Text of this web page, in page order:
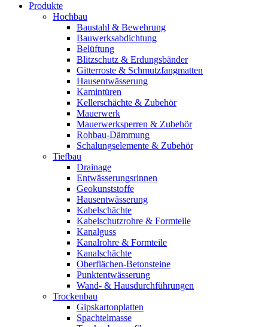
Produkte
Hochbau
Baustahl & Bewehrung
Bauwerksabdichtung
Belüftung
Blitzschutz & Erdungsbänder
Gitterroste & Schmutzfangmatten
Hausentwässerung
Kamintüren
Kellerschächte & Zubehör
Mauerwerk
Mauerwerksperren & Zubehör
Rohbau-Dämmung
Schalungselemente & Zubehör
Tiefbau
Drainage
Entwässerungsrinnen
Geokunststoffe
Hausentwässerung
Kabelschächte
Kabelschutzrohre & Formteile
Kanalguss
Kanalrohre & Formteile
Kanalschächte
Oberflächen-Betonsteine
Punktentwässerung
Wand- & Hausdurchführungen
Trockenbau
Gipskartonplatten
Spachtelmasse